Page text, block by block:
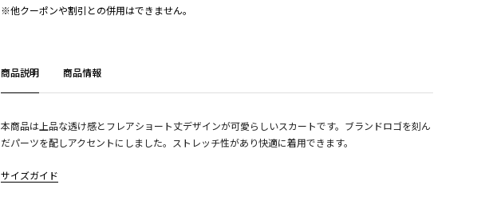
※他クーポンや割引との併用はできません。
商品説明 商品情報
本商品は上品な透け感とフレアショート丈デザインが可愛らしいスカートです。ブランドロゴを刻ん
だパーツを配しアクセントにしました。ストレッチ性があり快適に着用できます。
サイズガイド